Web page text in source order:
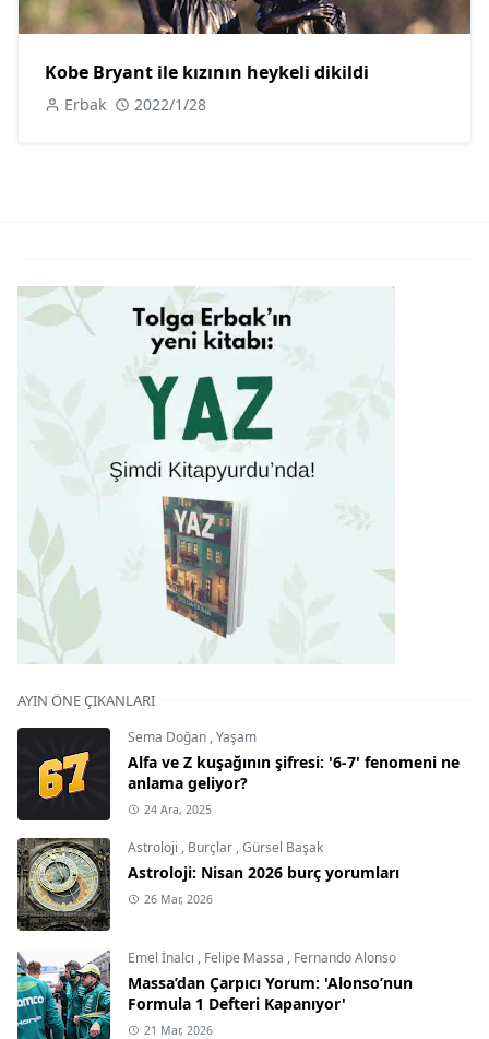
Kobe Bryant ile kızının heykeli dikildi
Erbak 2022/1/28
AYIN ÖNE ÇIKANLARI
Sema Doğan ,Yaşam
Alfa ve Z kuşağının şifresi: '6-7' fenomeni ne
anlama geliyor?
24 Ara, 2025
Astroloji , Burçlar ,Gürsel Başak
Astroloji: Nisan 2026 burç yorumları
26 Mar, 2026
Emel İnalcı , Felipe Massa , Fernando Alonso
Massa’dan Çarpıcı Yorum: 'Alonso’nun
Formula 1 Defteri Kapanıyor'
21 Mar, 2026